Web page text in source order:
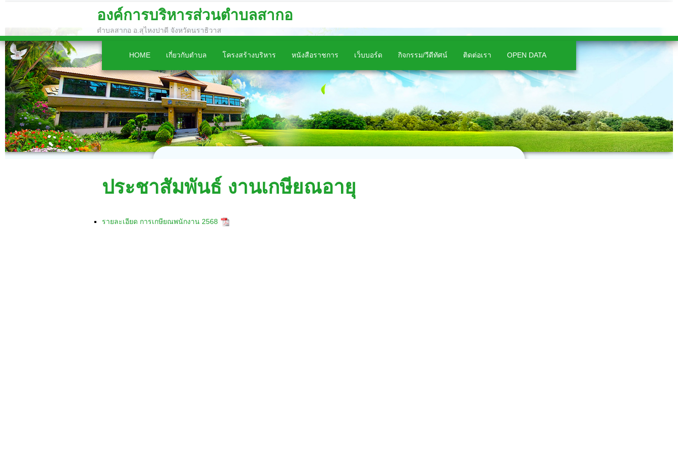
องค์การบริหารส่วนตำบลสากอ
ตำบลสากอ อ.สุไหงปาดี จังหวัดนราธิวาส
HOME เกี่ยวกับตำบล โครงสร้างบริหาร หนังสือราชการ เว็บบอร์ด กิจกรรม/วีดีทัศน์ ติดต่อเรา OPEN DATA
ประชาสัมพันธ์ งานเกษียณอายุ
รายละเอียด การเกษียณพนักงาน 2568